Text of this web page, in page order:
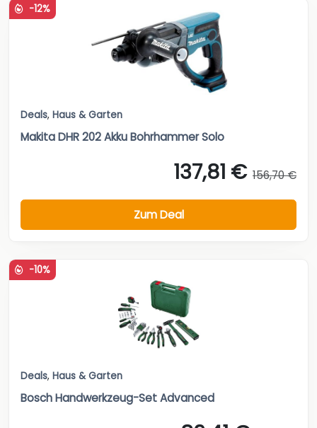
-12%
Deals, Haus & Garten
Makita DHR 202 Akku Bohrhammer Solo
137,81 € 156,70 €
Zum Deal
-10%
Deals, Haus & Garten
Bosch Handwerkzeug-Set Advanced